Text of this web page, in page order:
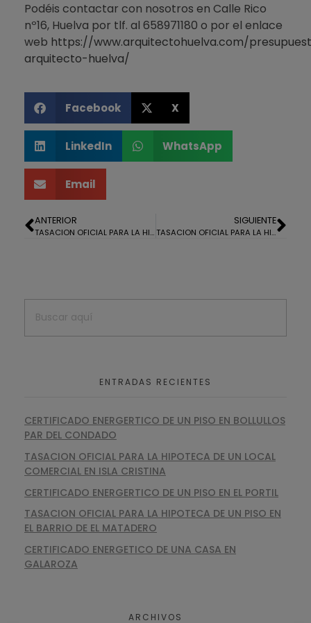
Podéis contactar con nosotros en Calle Rico
nº16, Huelva por tlf. al 658971180 o por el enlace
web https://www.arquitectohuelva.com/
arquitecto-huelva/
Facebook X
LinkedIn WhatsApp
Email
ANTERIOR
TASACION OFICIAL PARA LA HIPOTECA DE UN LOCAL COMERCIAL EN HUELVA
SIGUIENTE
TASACION OFICIAL PARA LA HIPOTECA DE UN PISO EN EL PORTIL
ENTRADAS RECIENTES
CERTIFICADO ENERGERTICO DE UN PISO EN BOLLULLOS
PAR DEL CONDADO
TASACION OFICIAL PARA LA HIPOTECA DE UN LOCAL
COMERCIAL EN ISLA CRISTINA
CERTIFICADO ENERGERTICO DE UN PISO EN EL PORTIL
TASACION OFICIAL PARA LA HIPOTECA DE UN PISO EN
EL BARRIO DE EL MATADERO
CERTIFICADO ENERGETICO DE UNA CASA EN
GALAROZA
ARCHIVOS